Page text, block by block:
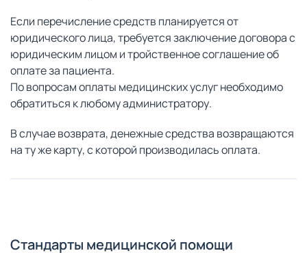
Если перечисление средств планируется от
юридического лица, требуется заключение договора с
юридическим лицом и тройственное соглашение об
оплате за пациента.
По вопросам оплаты медицинских услуг необходимо
обратиться к любому администратору.
В случае возврата, денежные средства возвращаются
на ту же карту, с которой производилась оплата.
Стандарты медицинской помощи